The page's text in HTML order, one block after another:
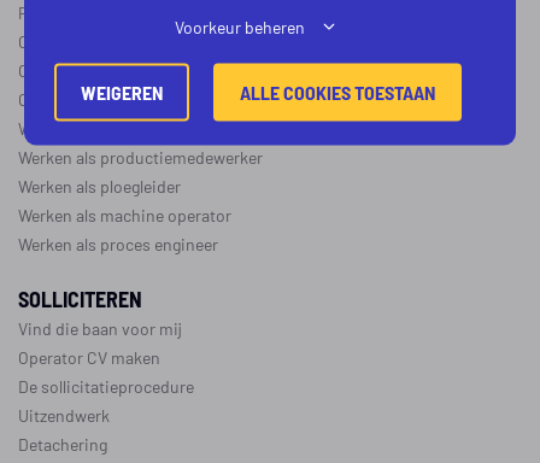
Procesoperator salaris
Operator opleidingen
–vapro
Over de maakindustrie
Over de procesindustrie
Werken als monteur
Werken als productiemedewerker
Werken als ploegleider
Werken als machine operator
Werken als proces engineer
SOLLICITEREN
Vind die baan voor mij
Operator CV maken
De sollicitatieprocedure
Uitzendwerk
Detachering
Voorkeur beheren
WEIGEREN ALLE COOKIES TOESTAAN